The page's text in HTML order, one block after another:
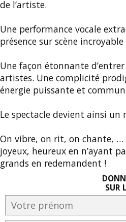
de l’artiste.
Une performance vocale
présence sur scène incroyable
Une façon étonnante
artistes. Une complicité
énergie puissante et
Le spectacle devient ainsi
On vibre, on rit, on chante,
joyeux, heureux en n’ayant
grands en redemandent !
SUR